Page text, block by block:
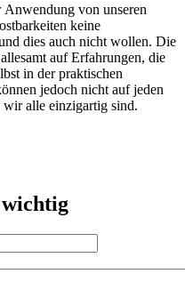
von unseren
keine
dies auch nicht wollen. Die
auf Erfahrungen, die
in der praktischen
jedoch nicht auf jeden
wir alle einzigartig sind.